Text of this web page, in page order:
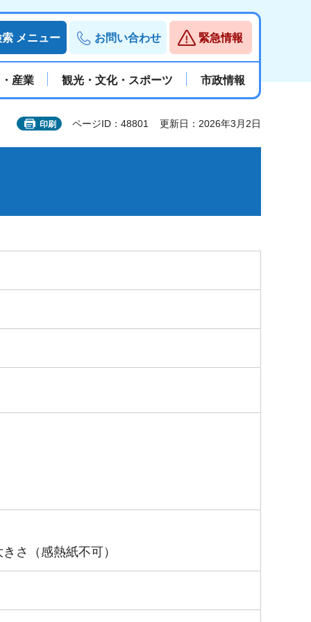
索 メニュー お問い合わせ 緊急情報
産業 観光・文化・スポーツ 市政情報
印刷 ページID：48801 更新日：2026年3月2日
さ（感熱紙不可）